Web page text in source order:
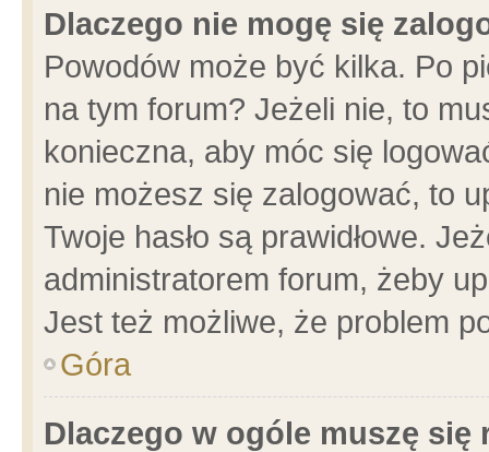
Dlaczego nie mogę się
Powodów może być kilka. Po
na tym forum? Jeżeli nie, to
konieczna, aby móc się
nie możesz się zalogować, to
Twoje hasło są prawidłowe.
administratorem forum, żeby
Jest też możliwe, że problem
Góra
Dlaczego w ogóle muszę się